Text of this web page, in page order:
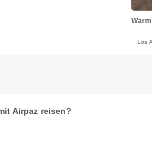
Los
Airpaz reisen?